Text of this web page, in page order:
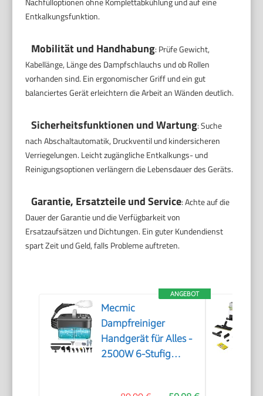
Entkalkungsfunktion.
Mobilität und Handhabung: Prüfe Gewicht,
Kabellänge, Länge des Dampfschlauchs und ob Rollen
vorhanden sind. Ein ergonomischer Griff und ein gut
balanciertes Gerät erleichtern die Arbeit an Wänden deutlich.
Sicherheitsfunktionen und Wartung: Suche
nach Abschaltautomatik, Druckventil und kindersicheren
Verriegelungen. Leicht zugängliche Entkalkungs- und
Reinigungsoptionen verlängern die Lebensdauer des Geräts.
Garantie, Ersatzteile und Service: Achte auf die
Dauer der Garantie und die Verfügbarkeit von
Ersatzaufsätzen und Dichtungen. Ein guter Kundendienst
spart Zeit und Geld, falls Probleme auftreten.
ANGEBOT
Mecmic
Dampfreiniger
Handgerät für Alles -
2500W 6-Stufig